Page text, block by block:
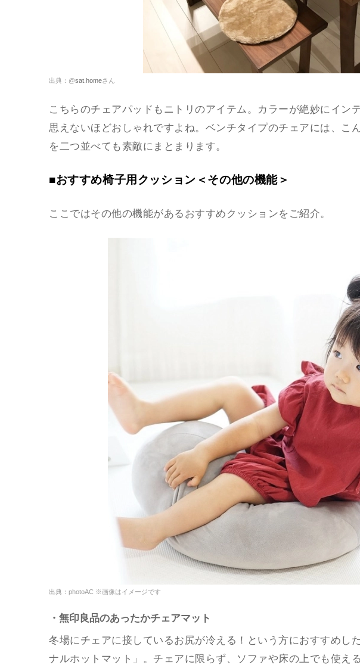
出典：@sat.homeさん
こちらのチェアパッドもニトリのアイテム。カラーが絶妙にイン
思えないほどおしゃれですよね。ベンチタイプのチェアには、こ
を二つ並べても素敵にまとまります。
■おすすめ椅子用クッション＜その他の機能＞
ここではその他の機能があるおすすめクッションをご紹介。
出典：photoAC ※画像はイメージです
・無印良品のあったかチェアマット
冬場にチェアに接しているお尻が冷える！という方におすすめし
ナルホットマット」。チェアに限らず、ソファや床の上でも使え